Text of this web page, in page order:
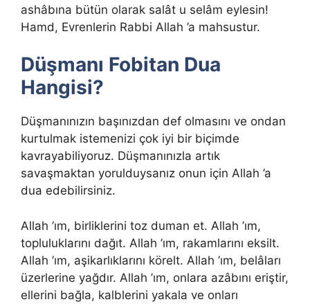
ashâbına bütün olarak salât u selâm eylesin!
Hamd, Evrenlerin Rabbi Allah ’a mahsustur.
Düşmanı Fobitan Dua
Hangisi?
Düşmanınızın başınızdan def olmasını ve ondan
kurtulmak istemenizi çok iyi bir biçimde
kavrayabiliyoruz. Düşmanınızla artık
savaşmaktan yorulduysanız onun için Allah ’a
dua edebilirsiniz.
Allah ’ım, birliklerini toz duman et. Allah ’ım,
topluluklarını dağıt. Allah ’ım, rakamlarını eksilt.
Allah ’ım, aşikarlıklarını körelt. Allah ’ım, belâları
üzerlerine yağdır. Allah ’ım, onlara azâbını eriştir,
ellerini bağla, kalblerini yakala ve onları